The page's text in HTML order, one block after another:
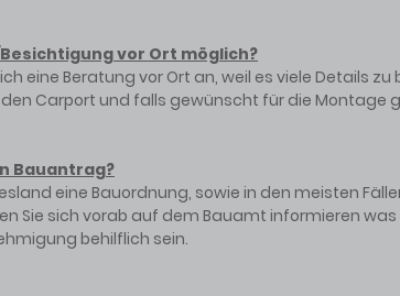
vor Ort möglich?
eine Beratung vor Ort an, weil es viele Details
den Carport und falls gewünscht für die Montage
Bauantrag?
eine Bauordnung, sowie in den meisten
Sie sich vorab auf dem Bauamt informieren
behilflich sein.